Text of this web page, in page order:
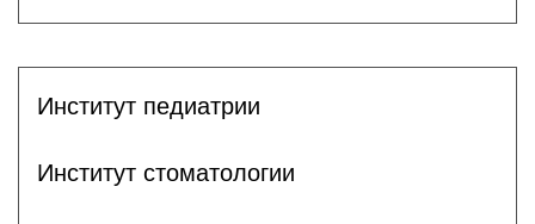
Институт педиатрии
Институт стоматологии